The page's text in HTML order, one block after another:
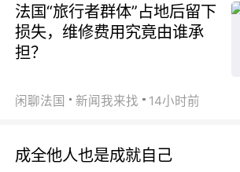
法国“旅行者群体”占地后留下
损失，维修费用究竟由谁承
担？
闲聊法国 新闻我来找 14小时前
成全他人也是成就自己